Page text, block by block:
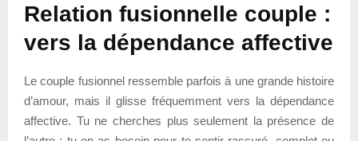
Relation fusionnelle couple :
vers la dépendance affective
Le couple fusionnel ressemble parfois à une grande histoire
d’amour, mais il glisse fréquemment vers la dépendance
affective. Tu ne cherches plus seulement la présence de